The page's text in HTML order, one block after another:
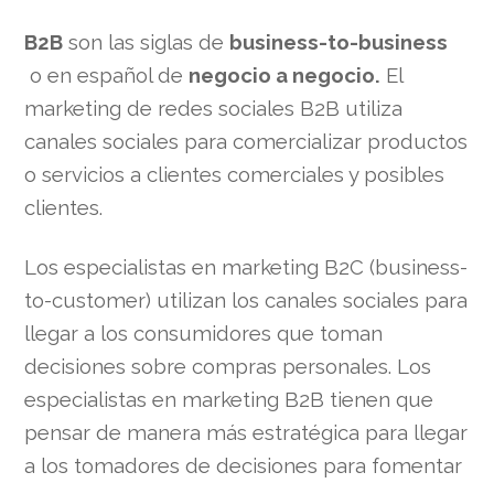
B2B son las siglas de business-to-business
o en español de negocio a negocio. El
marketing de redes sociales B2B utiliza
canales sociales para comercializar productos
o servicios a clientes comerciales y posibles
clientes.
Los especialistas en marketing B2C (business-
to-customer) utilizan los canales sociales para
llegar a los consumidores que toman
decisiones sobre compras personales. Los
especialistas en marketing B2B tienen que
pensar de manera más estratégica para llegar
a los tomadores de decisiones para fomentar